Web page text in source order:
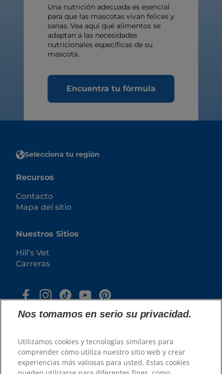
Una nutrición adecuada es esencial
para que las mascotas vivan felices y
sanas. Vea aquí qué alimentos se
adaptan a las necesidades
nutricionales específicas de su
mascota.
Encuentra tu fórmula
Selecciona tu región
Recursos
Contacto
Mapa del sitio
Nuestros Sitios
Hill’s Vet
Carreras
© 2026 Hill's Pet Nutrition, Inc.
Nos tomamos en serio su privacidad.
Utilizamos cookies y tecnologías similares para
comprender cómo utiliza nuestro sitio web y crear
experiencias más valiosas para usted. Estas cookies